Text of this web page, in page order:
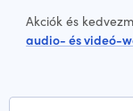
Akciók és
audio- és videó-